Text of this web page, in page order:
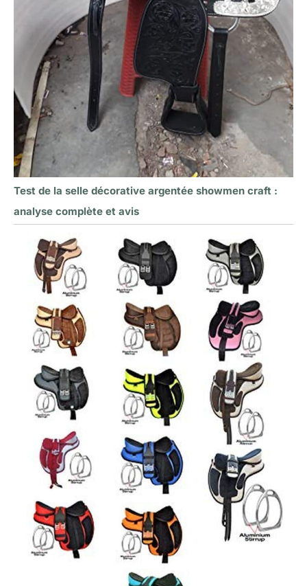
Test de la selle décorative argentée showmen craft :
analyse complète et avis